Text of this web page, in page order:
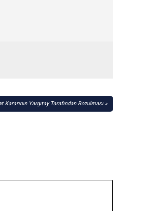
Kararının Yargıtay Tarafından Bozulması